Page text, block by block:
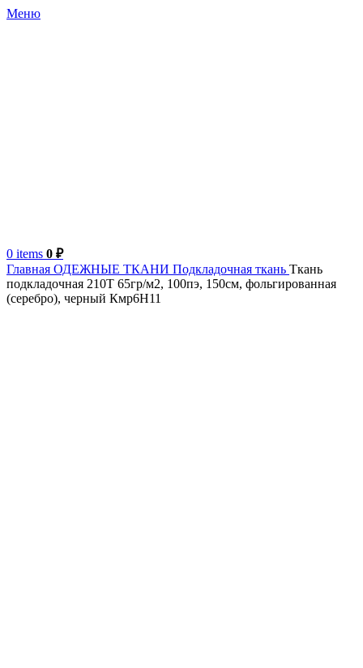
Меню
0 items 0 ₽
Главная ОДЕЖНЫЕ ТКАНИ Подкладочная ткань Ткань
подкладочная 210T 65гр/м2, 100пэ, 150см, фольгированная
(серебро), черный Кмр6Н11